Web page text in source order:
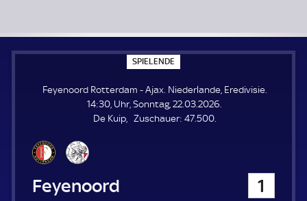
SPIELENDE
P
E
L
E
N
Feyenoord Rotterdam - Ajax. Niederlande, Eredivisie.
14:30, Uhr, Sonntag, 22.03.2026.
De Kuip
Zuschauer: Z
47.500.
Feyenoord Rotterdam 1